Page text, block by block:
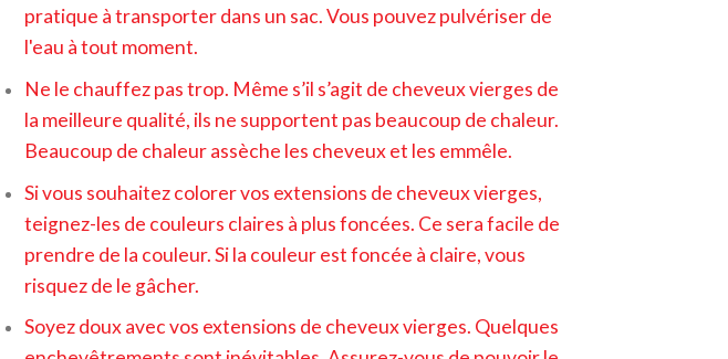
pratique à transporter dans un sac. Vous pouvez pulvériser de
l'eau à tout moment.
Ne le chauffez pas trop. Même s’il s’agit de cheveux vierges de
la meilleure qualité, ils ne supportent pas beaucoup de chaleur.
Beaucoup de chaleur assèche les cheveux et les emmêle.
Si vous souhaitez colorer vos extensions de cheveux vierges,
teignez-les de couleurs claires à plus foncées. Ce sera facile de
prendre de la couleur. Si la couleur est foncée à claire, vous
risquez de le gâcher.
Soyez doux avec vos extensions de cheveux vierges. Quelques